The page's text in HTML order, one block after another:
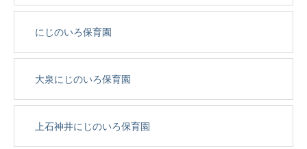
にじのいろ保育園
大泉にじのいろ保育園
上石神井にじのいろ保育園